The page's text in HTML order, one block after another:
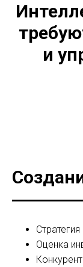
и
Стратегия
Оценка